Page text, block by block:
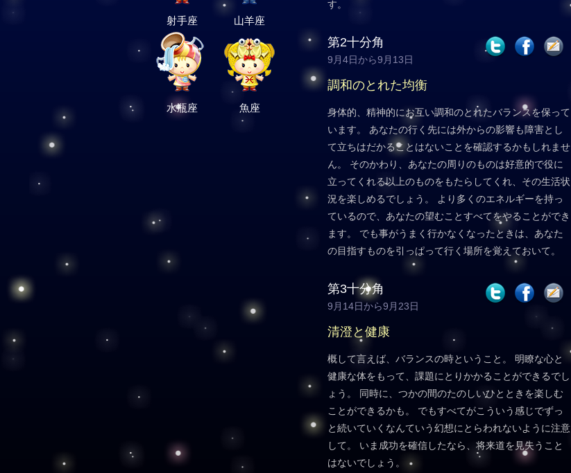
射手座 山羊座
水瓶座 魚座
す。
第2十分角
9月4日から9月13日
調和のとれた均衡
身体的、精神的にお互い調和のとれたバランスを保って
います。 あなたの行く先には外からの影響も障害とし
て立ちはだかることはないことを確認するかもしれませ
ん。 そのかわり、あなたの周りのものは好意的で役に
立ってくれる以上のものをもたらしてくれ、その生活状
況を楽しめるでしょう。 より多くのエネルギーを持っ
ているので、あなたの望むことすべてをやることができ
ます。 でも事がうまく行かなくなったときは、あなた
の目指すものを引っぱって行く場所を覚えておいて。
第3十分角
9月14日から9月23日
清澄と健康
概して言えば、バランスの時ということ。 明瞭な心と
健康な体をもって、課題にとりかかることができるでし
ょう。 同時に、つかの間のたのしいひとときを楽しむ
ことができるかも。 でもすべてがこういう感じでずっ
と続いていくなんていう幻想にとらわれないように注意
して。 いま成功を確信したなら、将来道を見失うこと
はないでしょう。